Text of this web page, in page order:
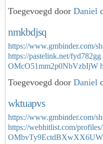
Toegevoegd door Daniel
nmkbdjsq
https://www.gmbinder.com/
https://pastelink.net/fyd782gg
OMcO51mm2p0NbVzbIjW
Toegevoegd door Daniel
wktuapvs
https://www.gmbinder.com/
https://webhitlist.com/